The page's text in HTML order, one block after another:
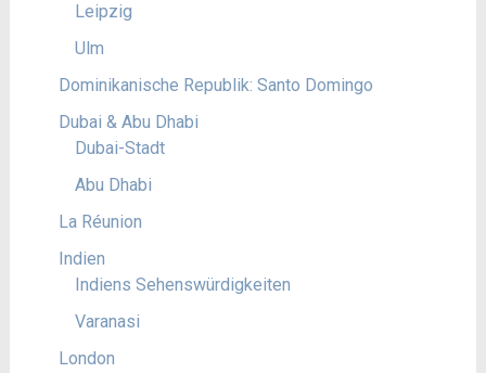
Leipzig
Ulm
Dominikanische Republik: Santo Domingo
Dubai & Abu Dhabi
Dubai-Stadt
Abu Dhabi
La Réunion
Indien
Indiens Sehenswürdigkeiten
Varanasi
London